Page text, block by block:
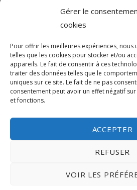
Gérer le
cookies
Pour offrir les meilleures expériences, nous
telles que les cookies pour stocker et/ou
appareils. Le fait de consentir à ces
traiter des données telles que le
uniques sur ce site. Le fait de ne pas
consentement peut avoir un effet négatif
et fonctions.
ACCEPTER
REFUSER
VOIR LES
pour contribuer à une richesse dans le
et d'aider les artistes à développer leur
CONTACTEZ-NOUS
Montréal
450-245-7475 (sans frais de
info@rivetferole.com